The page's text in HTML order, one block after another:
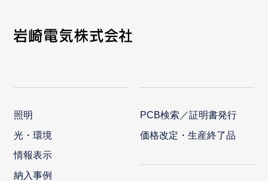
照明
光・環境
情報表示
納入事例
PCB検索／証明書発行
価格改定・生産終了品